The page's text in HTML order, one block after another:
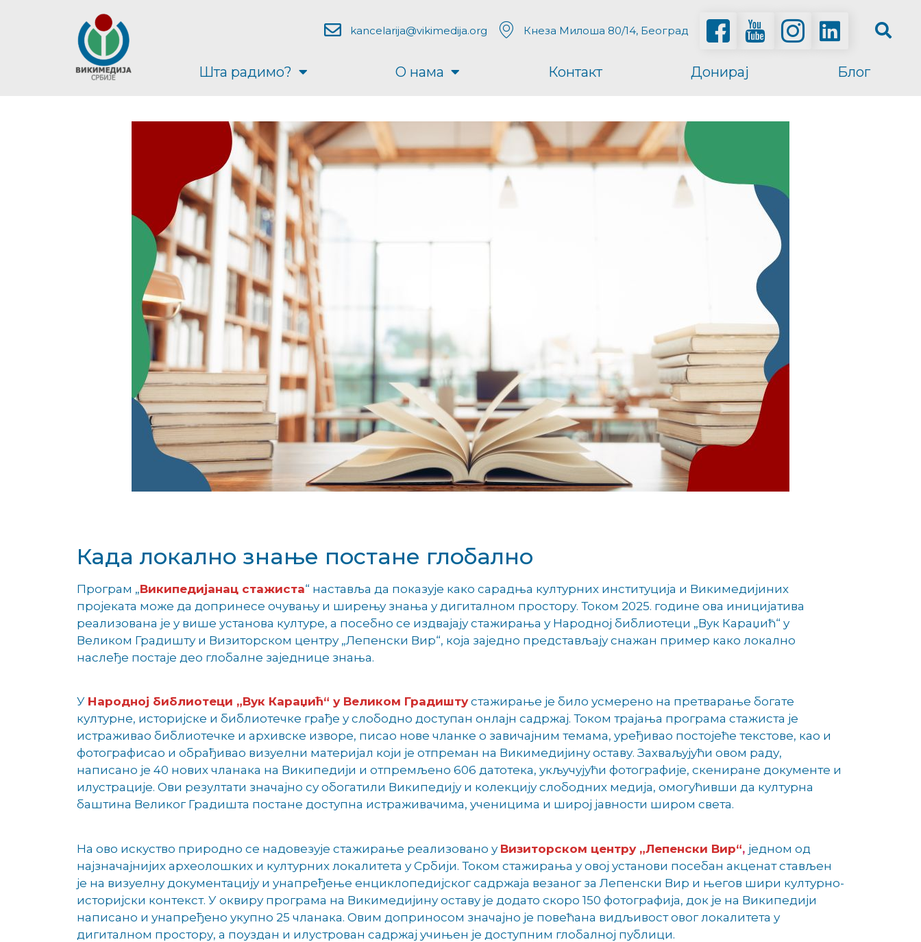
kancelarija@vikimedija.org Кнеза Милоша 80/14, Београд
Шта радимо? О нама Контакт Донирај Блог
Када локално знање постане глобално
Програм „Википедијанац стажиста“ наставља да показује како сарадња културних институција и Викимедијиних
пројеката може да допринесе очувању и ширењу знања у дигиталном простору. Током 2025. године ова иницијатива
реализована је у више установа културе, а посебно се издвајају стажирања у Народној библиотеци „Вук Караџић“ у
Великом Градишту и Визиторском центру „Лепенски Вир“, која заједно представљају снажан пример како локално
наслеђе постаје део глобалне заједнице знања.
У Народној библиотеци „Вук Караџић“ у Великом Градиштустажирање је било усмерено на претварање богате
културне, историјске и библиотечке грађе у слободно доступан онлајн садржај. Током трајања програма стажиста је
истраживао библиотечке и архивске изворе, писао нове чланке о завичајним темама, уређивао постојеће текстове, као и
фотографисао и обрађивао визуелни материјал који је отпреман на Викимедијину оставу. Захваљујући овом раду,
написано је 40 нових чланака на Википедији и отпремљено 606 датотека, укључујући фотографије, скениране документе и
илустрације. Ови резултати значајно су обогатили Википедију и колекцију слободних медија, омогућивши да културна
баштина Великог Градишта постане доступна истраживачима, ученицима и широј јавности широм света.
На ово искуство природно се надовезује стажирање реализовано у Визиторском центру „Лепенски Вир“, једном од
најзначајнијих археолошких и културних локалитета у Србији. Током стажирања у овој установи посебан акценат стављен
је на визуелну документацију и унапређење енциклопедијског садржаја везаног за Лепенски Вир и његов шири културно-
историјски контекст. У оквиру програма на Викимедијину оставу је додато скоро 150 фотографија, док је на Википедији
написано и унапређено укупно 25 чланака. Овим доприносом значајно је повећана видљивост овог локалитета у
дигиталном простору, а поуздан и илустрован садржај учињен је доступним глобалној публици.